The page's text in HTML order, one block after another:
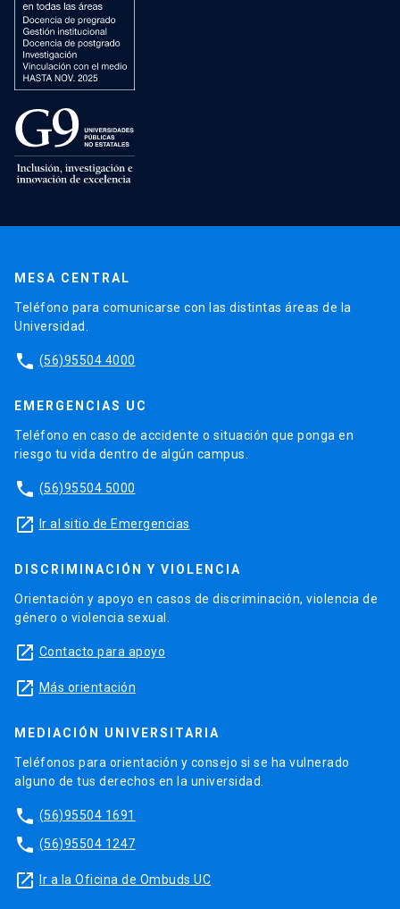
MESA CENTRAL
Teléfono para comunicarse con las distintas áreas de la
Universidad.
phone (56)95504 4000
EMERGENCIAS UC
Teléfono en caso de accidente o situación que ponga en
riesgo tu vida dentro de algún campus.
phone (56)95504 5000
launch Ir al sitio de Emergencias
DISCRIMINACIÓN Y VIOLENCIA
Orientación y apoyo en casos de discriminación, violencia de
género o violencia sexual.
launch Contacto para apoyo
launch Más orientación
MEDIACIÓN UNIVERSITARIA
Teléfonos para orientación y consejo si se ha vulnerado
alguno de tus derechos en la universidad.
phone (56)95504 1691
phone (56)95504 1247
launch Ir a la Oficina de Ombuds UC